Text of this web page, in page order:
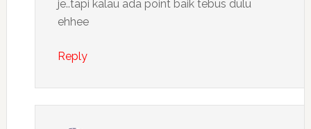
je..tapi kalau ada point baik tebus dulu
ehhee
Reply